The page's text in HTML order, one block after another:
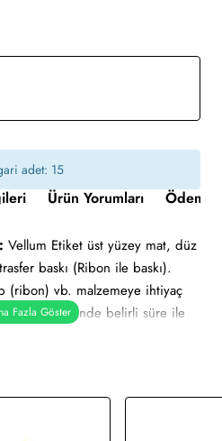
adet: 15
Ürün Yorumları Ödeme
Vellum Etiket üst yüzey mat, düz
baskı (Ribon ile baskı).
(ribon) vb. malzemeye ihtiyaç
değerlerinde belirli süre ile
zarar görmez.
yazıcılar için uygundur.